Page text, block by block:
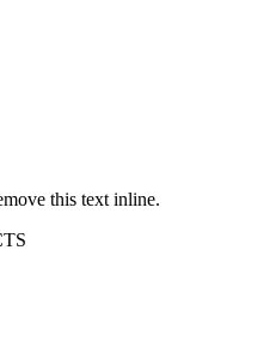
this text inline.